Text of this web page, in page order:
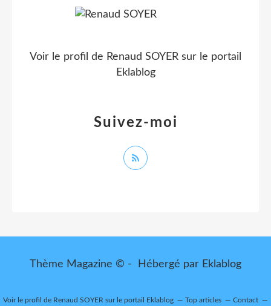
Suivez-moi
Voir le profil de Renaud SOYER sur le portail
Eklablog
Thème Magazine © - Hébergé par Eklablog
Voir le profil de Renaud SOYER sur le portail Eklablog Top articles Contact